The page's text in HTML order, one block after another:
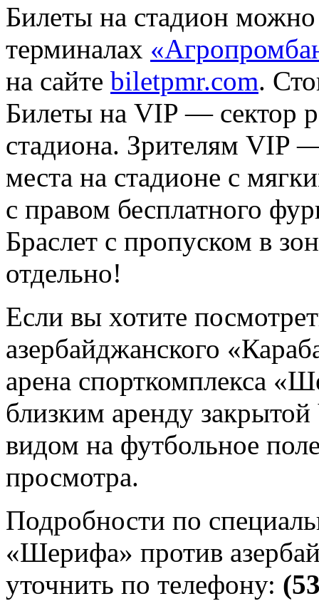
Билеты на стадион
терминалах
на сайте biletpmr.com.
Билеты на VIP — сектор
стадиона. Зрителям VIP
места на стадионе с
с правом бесплатного
Браслет с пропуском в
отдельно!
Если вы хотите
азербайджанского
арена спорткомплекса
близким аренду
видом на футбольное
просмотра.
Подробности по
«Шерифа» против
уточнить по телефону: